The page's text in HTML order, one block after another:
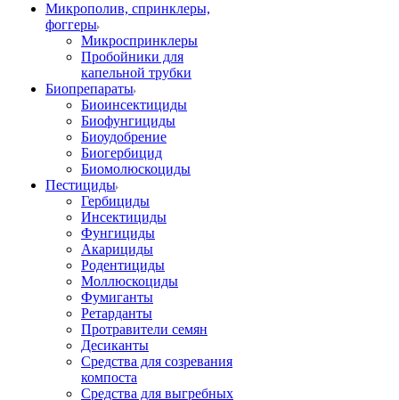
Микрополив, спринклеры,
фоггеры
Микроспринклеры
Пробойники для
капельной трубки
Биопрепараты
Биоинсектициды
Биофунгициды
Биоудобрение
Биогербицид
Биомолюскоциды
Пестициды
Гербициды
Инсектициды
Фунгициды
Акарициды
Родентициды
Моллюскоциды
Фумиганты
Ретарданты
Протравители семян
Десиканты
Средства для созревания
компоста
Средства для выгребных